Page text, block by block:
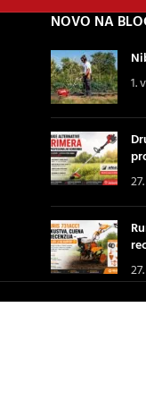
NOVO NA
1.